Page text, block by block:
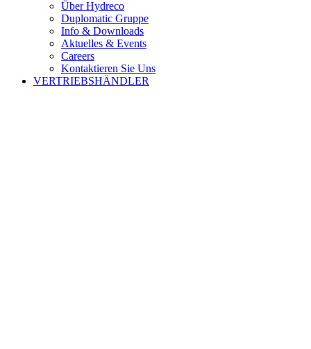
Über Hydreco
Duplomatic Gruppe
Info & Downloads
Aktuelles & Events
Careers
Kontaktieren Sie Uns
VERTRIEBSHÄNDLER